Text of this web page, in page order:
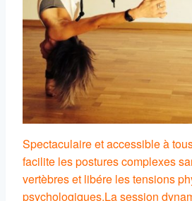
Spectaculaire et accessible à
facilite les postures complexes
vertèbres et libére les tensions
psychologiques.La session